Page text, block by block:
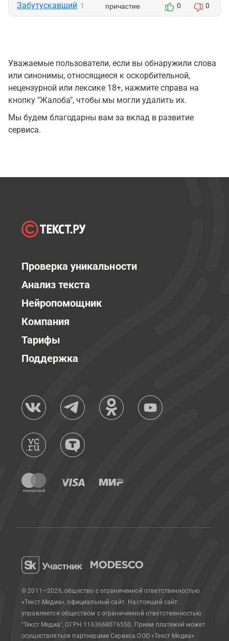
Забутускавший 1 причастие 0 0
Уважаемые пользователи, если вы обнаружили слова
или синонимы, относящиеся к оскорбительной,
нецензурной или лексике 18+, нажмите справа на
кнопку "Жалоба", чтобы мы могли удалить их.
Мы будем благодарны вам за вклад в развитие
сервиса.
Проверка уникальности
Анализ текста
Нейропомощник
Компания
Тарифы
Поддержка
© 2011—2026, общество с ограниченной ответственностью
«Текст Медиа», официальный сайт. Настоящий сайт
управляется обществом с ограниченной ответственностью
"Текст Медиа", ОГРН 1163668076550. Прием платежей может
осуществляться партнерами Сервиса.ООО «Текст Медиа»